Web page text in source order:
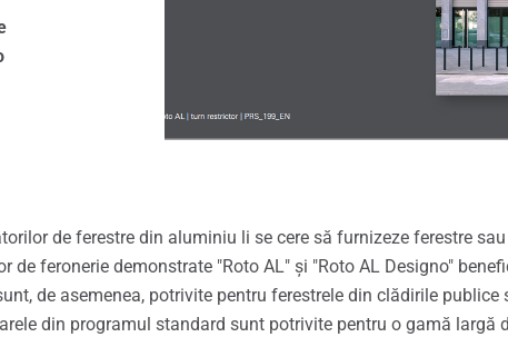
de ferestre din aluminiu li se cere să furnizeze ferestre
feronerie demonstrate "Roto AL" și "Roto AL Designo"
de asemenea, potrivite pentru ferestrele din clădirile publice
din programul standard sunt potrivite pentru o gamă largă